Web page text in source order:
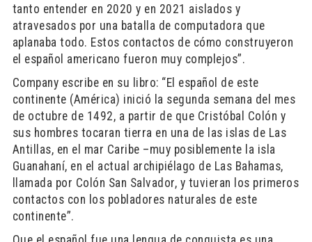
tanto entender en 2020 y en 2021 aislados y
atravesados por una batalla de computadora que
aplanaba todo. Estos contactos de cómo construyeron
el español americano fueron muy complejos”.
Company escribe en su libro: “El español de este
continente (América) inició la segunda semana del mes
de octubre de 1492, a partir de que Cristóbal Colón y
sus hombres tocaran tierra en una de las islas de Las
Antillas, en el mar Caribe –muy posiblemente la isla
Guanahaní, en el actual archipiélago de Las Bahamas,
llamada por Colón San Salvador, y tuvieran los primeros
contactos con los pobladores naturales de este
continente”.